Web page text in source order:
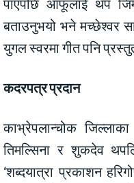
बताउनुभयो भने मच्छेश्वर
युगल स्वरमा गीत पनि
कदरपत्र प्रदान
काभ्रेपलान्चोक
तिमल्सिना र शुकदेव
‘शब्दयात्रा प्रकाशन